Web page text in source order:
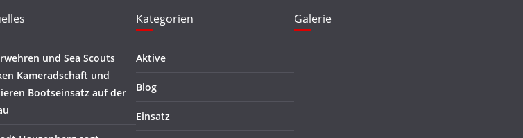
und Sea Scouts
Kameradschaft und
Bootseinsatz auf der
Kategorien
Aktive
Blog
Einsatz
Galerie